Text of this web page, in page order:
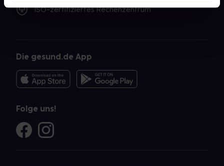
ISO-zertifiziertes Rechenzentrum
Die gesund.de App
Folge uns!